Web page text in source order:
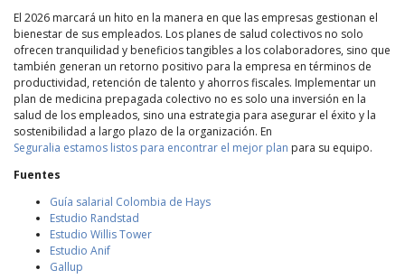
El 2026 marcará un hito en la manera en que las empresas gestionan el
bienestar de sus empleados. Los planes de salud colectivos no solo
ofrecen tranquilidad y beneficios tangibles a los colaboradores, sino que
también generan un retorno positivo para la empresa en términos de
productividad, retención de talento y ahorros fiscales. Implementar un
plan de medicina prepagada colectivo no es solo una inversión en la
salud de los empleados, sino una estrategia para asegurar el éxito y la
sostenibilidad a largo plazo de la organización. En
Seguralia estamos listos para encontrar el mejor plan para su equipo.
Fuentes
Guía salarial Colombia de Hays
Estudio Randstad
Estudio Willis Tower
Estudio Anif
Gallup